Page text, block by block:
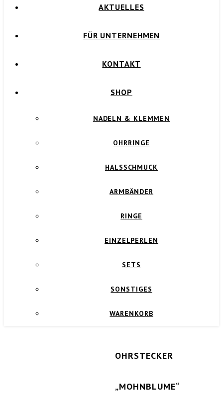
AKTUELLES
FÜR UNTERNEHMEN
KONTAKT
SHOP
NADELN & KLEMMEN
OHRRINGE
HALSSCHMUCK
ARMBÄNDER
RINGE
EINZELPERLEN
SETS
SONSTIGES
WARENKORB
OHRSTECKER
„MOHNBLUME“